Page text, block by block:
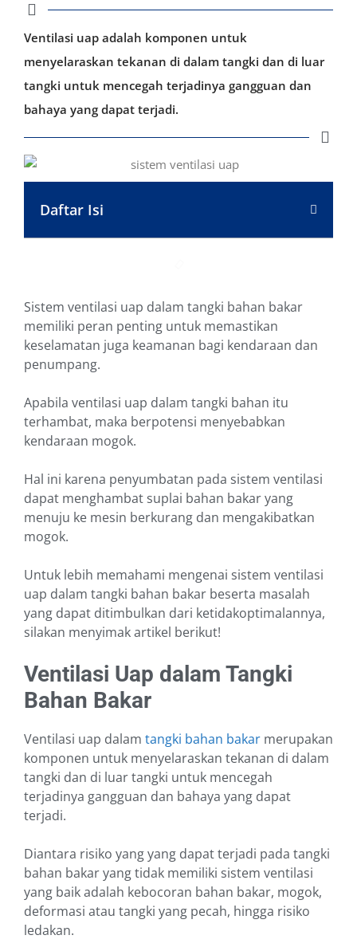
Ventilasi uap adalah komponen untuk
menyelaraskan tekanan di dalam tangki dan di luar
tangki untuk mencegah terjadinya gangguan dan
bahaya yang dapat terjadi.
Daftar Isi
Sistem ventilasi uap dalam tangki bahan bakar
memiliki peran penting untuk memastikan
keselamatan juga keamanan bagi kendaraan dan
penumpang.
Apabila ventilasi uap dalam tangki bahan itu
terhambat, maka berpotensi menyebabkan
kendaraan mogok.
Hal ini karena penyumbatan pada sistem ventilasi
dapat menghambat suplai bahan bakar yang
menuju ke mesin berkurang dan mengakibatkan
mogok.
Untuk lebih memahami mengenai sistem ventilasi
uap dalam tangki bahan bakar beserta masalah
yang dapat ditimbulkan dari ketidakoptimalannya,
silakan menyimak artikel berikut!
Ventilasi Uap dalam Tangki
Bahan Bakar
Ventilasi uap dalam tangki bahan bakar merupakan
komponen untuk menyelaraskan tekanan di dalam
tangki dan di luar tangki untuk mencegah
terjadinya gangguan dan bahaya yang dapat
terjadi.
Diantara risiko yang yang dapat terjadi pada tangki
bahan bakar yang tidak memiliki sistem ventilasi
yang baik adalah kebocoran bahan bakar, mogok,
deformasi atau tangki yang pecah, hingga risiko
ledakan.